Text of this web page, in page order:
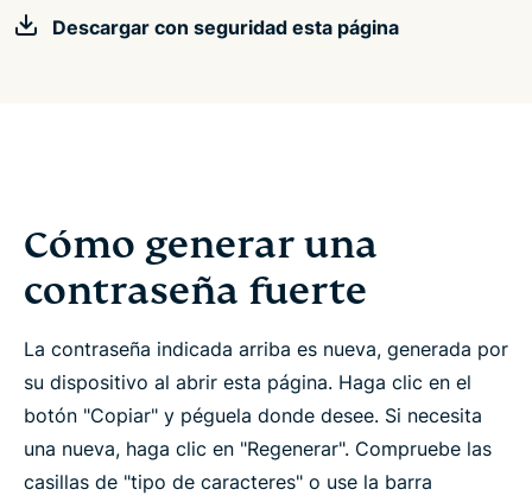
Descargar con seguridad esta página
Cómo generar una
contraseña fuerte
La contraseña indicada arriba es nueva, generada por
su dispositivo al abrir esta página. Haga clic en el
botón "Copiar" y péguela donde desee. Si necesita
una nueva, haga clic en "Regenerar". Compruebe las
casillas de "tipo de caracteres" o use la barra